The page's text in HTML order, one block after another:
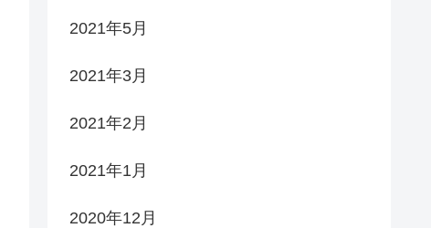
2021年5月
2021年3月
2021年2月
2021年1月
2020年12月